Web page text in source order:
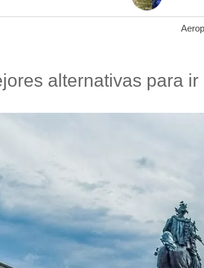
alternativas para